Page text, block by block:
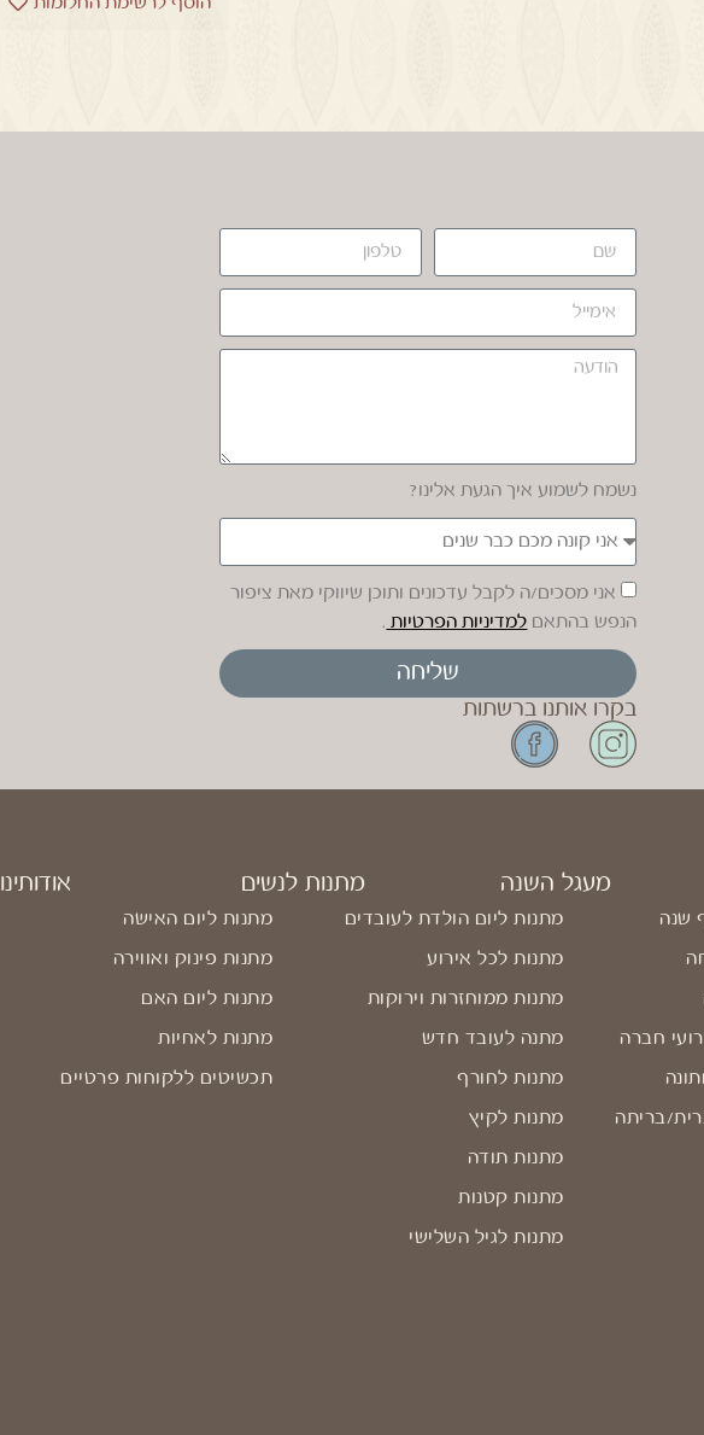
נשמח לשמוע איך הגעת אלינו?
אני מסכים/ה לקבל עדכונים ותוכן שיווקי מאת ציפור
הנפש בהתאם למדיניות הפרטיות .
שליחה
בקרו אותנו ברשתות
שנה
חברה
בריתה
מעגל השנה
מתנות ליום הולדת לעובדים
מתנות לכל אירוע
מתנות ממוחזרות וירוקות
מתנה לעובד חדש
מתנות לחורף
מתנות לקיץ
מתנות תודה
מתנות קטנות
מתנות לגיל השלישי
מתנות לנשים
מתנות ליום האישה
מתנות פינוק ואווירה
מתנות ליום האם
מתנות לאחיות
תכשיטים ללקוחות פרטיים
אודותינו